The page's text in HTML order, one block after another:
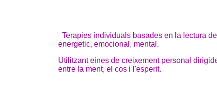
Terapies individuals basades en la lectura
energetic, emocional, mental.
Utilitzant eines de creixement personal
entre la ment, el cos i